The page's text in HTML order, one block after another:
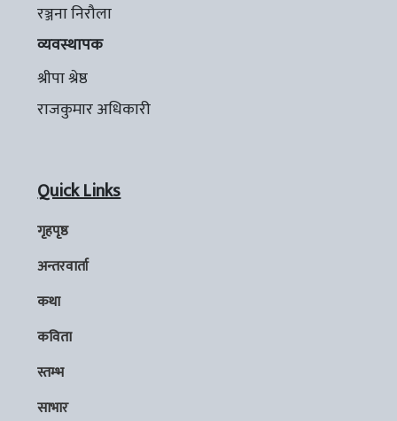
रञ्जना निरौला
व्यवस्थापक
श्रीपा श्रेष्ठ
राजकुमार अधिकारी
Quick Links
गृहपृष्ठ
अन्तरवार्ता
कथा
कविता
स्तम्भ
साभार